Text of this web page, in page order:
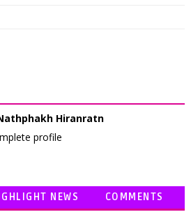
Hiranratn
profile
NEWS COMMENTS